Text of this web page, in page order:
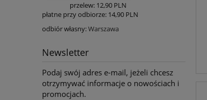
przelew: 12,90 PLN
płatne przy odbiorze: 14,90 PLN
odbiór własny:Warszawa
Newsletter
Podaj swój adres e-mail, jeżeli chcesz
otrzymywać informacje o nowościach i
promocjach.